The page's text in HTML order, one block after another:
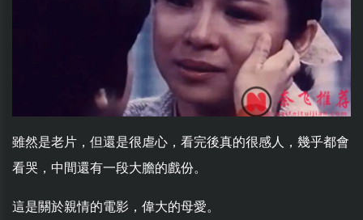
雖然是老片，但還是很虐心，看完後真的很感人，幾乎都會
看哭，中間還有一段大膽的戲份。
這是關於親情的電影，偉大的母愛。